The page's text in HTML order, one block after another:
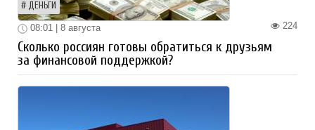
ДЕНЬГИ
224
08:01 | 8 августа
Сколько россиян готовы обратиться к друзьям
за финансовой поддержкой?